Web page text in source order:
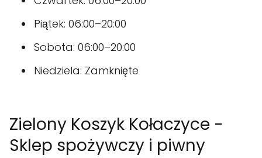
Piątek: 06:00–20:00
Sobota: 06:00–20:00
Niedziela: Zamknięte
Zielony Koszyk Kołaczyce -
Sklep spożywczy i piwny